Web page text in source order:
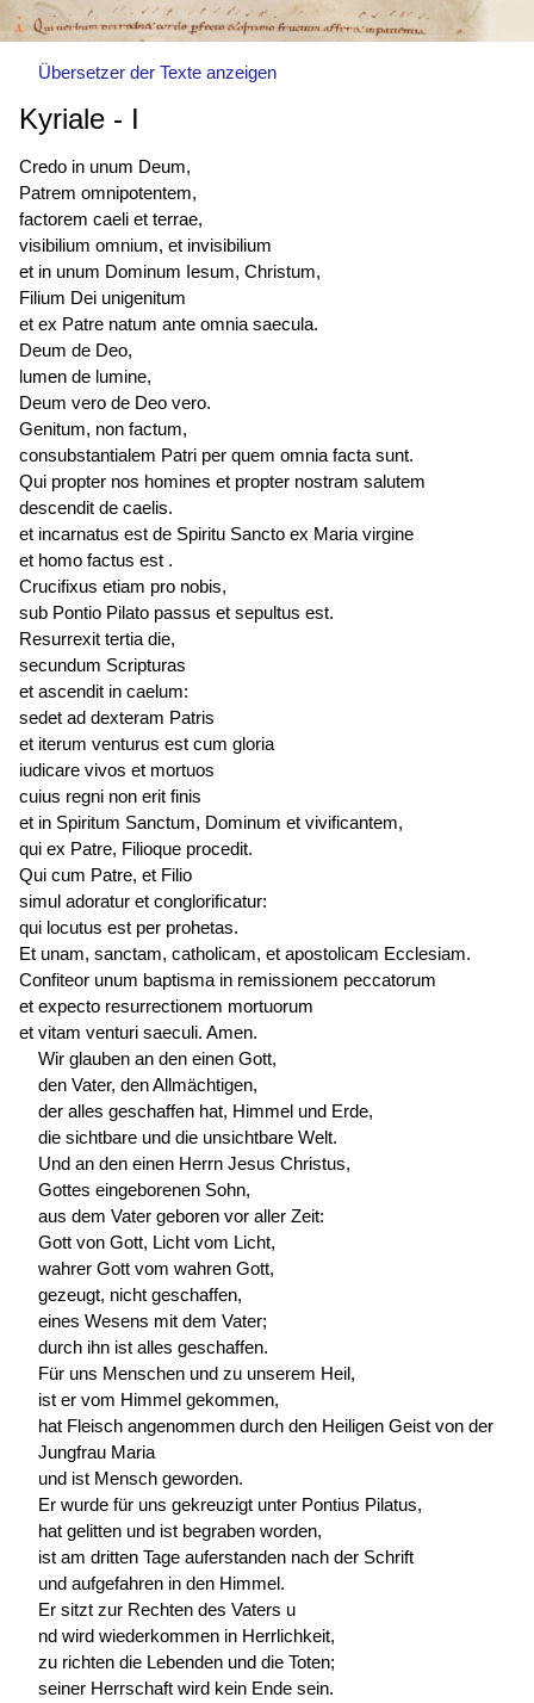
Übersetzer der Texte anzeigen
Kyriale - I
Credo in unum Deum,
Patrem omnipotentem,
factorem caeli et terrae,
visibilium omnium, et invisibilium
et in unum Dominum Iesum, Christum,
Filium Dei unigenitum
et ex Patre natum ante omnia saecula.
Deum de Deo,
lumen de lumine,
Deum vero de Deo vero.
Genitum, non factum,
consubstantialem Patri per quem omnia facta sunt.
Qui propter nos homines et propter nostram salutem
descendit de caelis.
et incarnatus est de Spiritu Sancto ex Maria virgine
et homo factus est .
Crucifixus etiam pro nobis,
sub Pontio Pilato passus et sepultus est.
Resurrexit tertia die,
secundum Scripturas
et ascendit in caelum:
sedet ad dexteram Patris
et iterum venturus est cum gloria
iudicare vivos et mortuos
cuius regni non erit finis
et in Spiritum Sanctum, Dominum et vivificantem,
qui ex Patre, Filioque procedit.
Qui cum Patre, et Filio
simul adoratur et conglorificatur:
qui locutus est per prohetas.
Et unam, sanctam, catholicam, et apostolicam Ecclesiam.
Confiteor unum baptisma in remissionem peccatorum
et expecto resurrectionem mortuorum
et vitam venturi saeculi. Amen.
Wir glauben an den einen Gott,
den Vater, den Allmächtigen,
der alles geschaffen hat, Himmel und Erde,
die sichtbare und die unsichtbare Welt.
Und an den einen Herrn Jesus Christus,
Gottes eingeborenen Sohn,
aus dem Vater geboren vor aller Zeit:
Gott von Gott, Licht vom Licht,
wahrer Gott vom wahren Gott,
gezeugt, nicht geschaffen,
eines Wesens mit dem Vater;
durch ihn ist alles geschaffen.
Für uns Menschen und zu unserem Heil,
ist er vom Himmel gekommen,
hat Fleisch angenommen durch den Heiligen Geist von der
Jungfrau Maria
und ist Mensch geworden.
Er wurde für uns gekreuzigt unter Pontius Pilatus,
hat gelitten und ist begraben worden,
ist am dritten Tage auferstanden nach der Schrift
und aufgefahren in den Himmel.
Er sitzt zur Rechten des Vaters u
nd wird wiederkommen in Herrlichkeit,
zu richten die Lebenden und die Toten;
seiner Herrschaft wird kein Ende sein.